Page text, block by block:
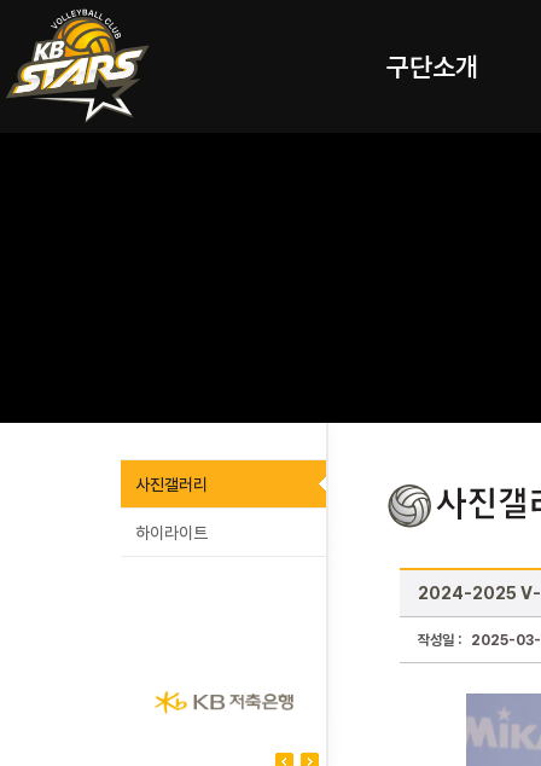
구단소개
사진갤러리
하이라이트
2024-2025 V-리
작성일 : 2025-